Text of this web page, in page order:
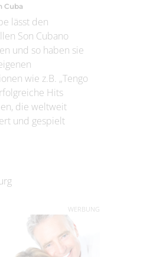
Cuba
lässt den
Son Cubano
und so haben sie
wie z.B. „Tengo
Hits
die weltweit
und gespielt
WERBUNG